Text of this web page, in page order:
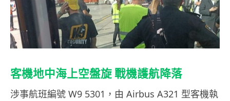
客機地中海上空盤旋 戰機護航降落
涉事航班編號 W9 5301，由 Airbus A321 型客機執